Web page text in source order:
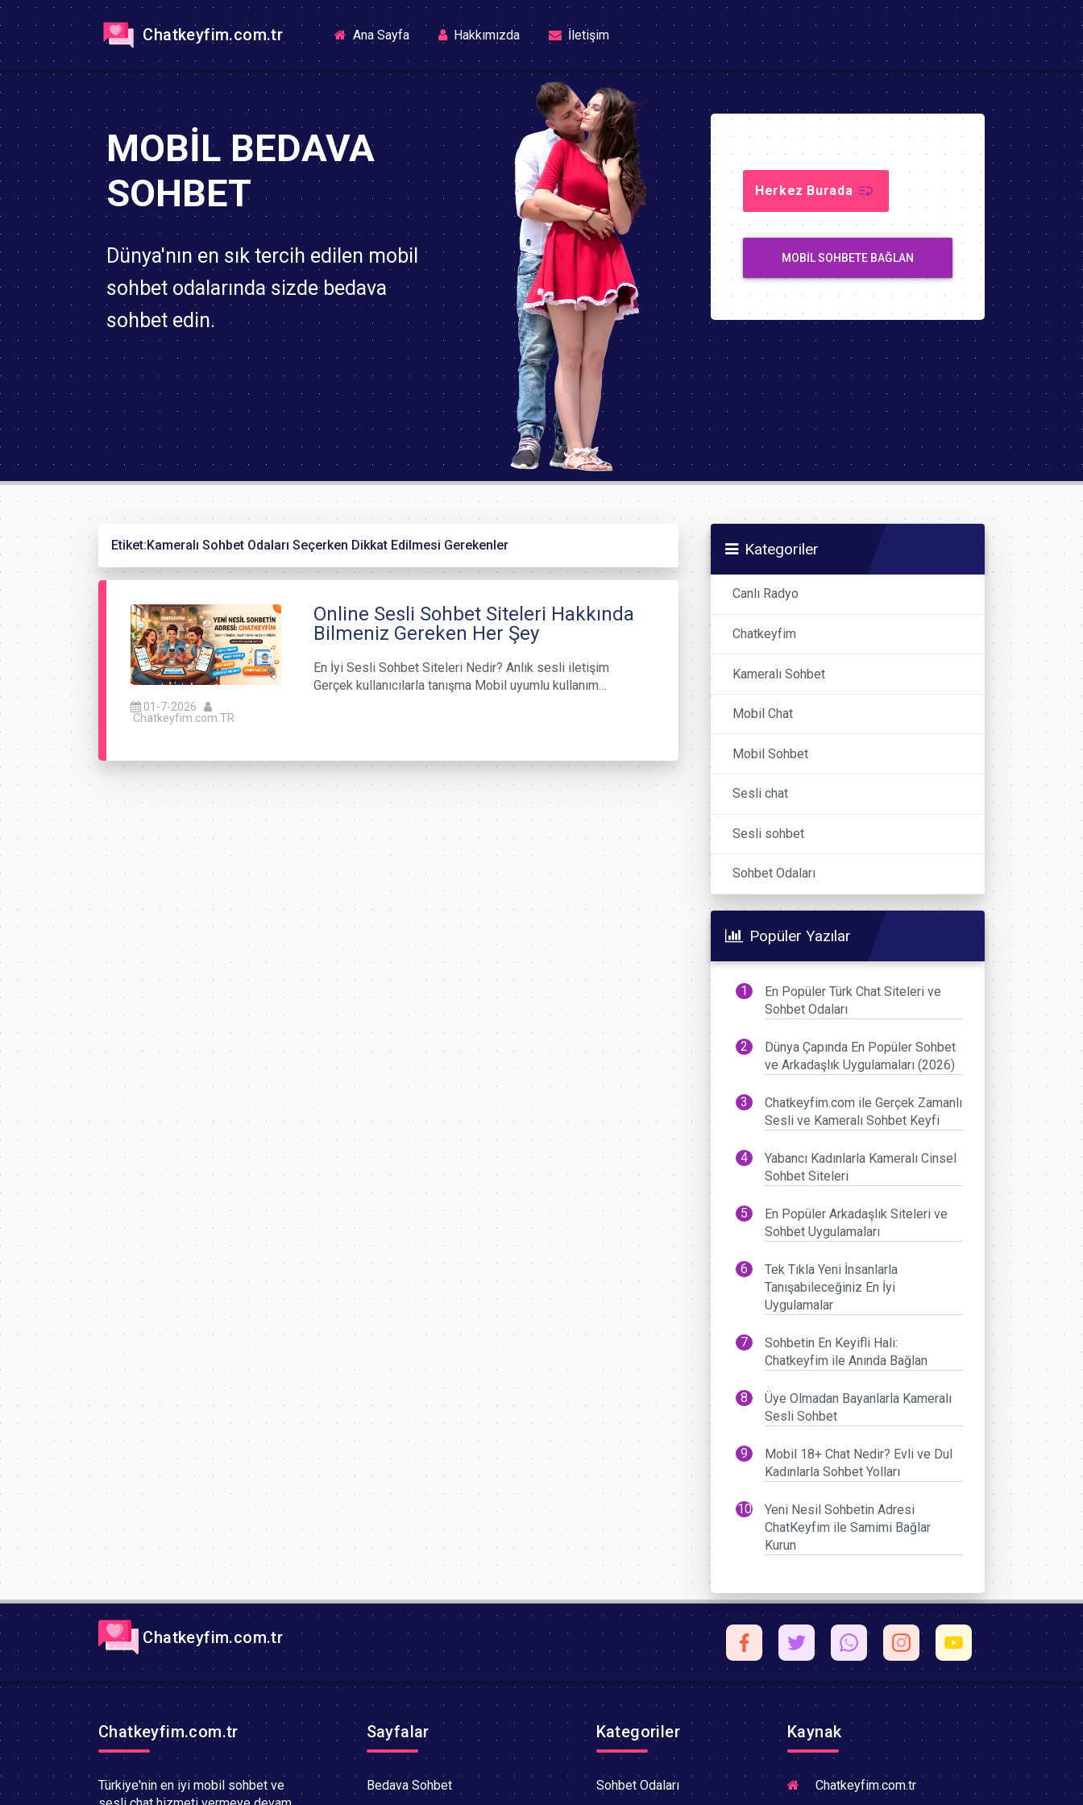
Chatkeyfim.com.tr Ana Sayfa(current)Hakkımızda İletişim
MOBIL BEDAVA
SOHBET
Dünya'nın en sık tercih edilen mobil
sohbet odalarında sizde bedava
sohbet edin.
Herkez Burada
MOBIL SOHBETE BAĞLAN
Etiket: Kameralı Sohbet Odaları Seçerken Dikkat Edilmesi Gerekenler
01-7-2026
Chatkeyfim.com.TR
Online Sesli Sohbet Siteleri Hakkında
Bilmeniz Gereken Her Şey
En İyi Sesli Sohbet Siteleri Nedir? Anlık sesli iletişim
Gerçek kullanıcılarla tanışma Mobil uyumlu kullanım…
Kategoriler
Canlı Radyo
Chatkeyfim
Kameralı Sohbet
Mobil Chat
Mobil Sohbet
Sesli chat
Sesli sohbet
Sohbet Odaları
Popüler Yazılar
En Popüler Türk Chat Siteleri ve
Sohbet Odaları
Dünya Çapında En Popüler Sohbet
ve Arkadaşlık Uygulamaları (2026)
Chatkeyfim.com ile Gerçek Zamanlı
Sesli ve Kameralı Sohbet Keyfi
Yabancı Kadınlarla Kameralı Cinsel
Sohbet Siteleri
En Popüler Arkadaşlık Siteleri ve
Sohbet Uygulamaları
Tek Tıkla Yeni İnsanlarla
Tanışabileceğiniz En İyi
Uygulamalar
Sohbetin En Keyifli Hali:
Chatkeyfim ile Anında Bağlan
Üye Olmadan Bayanlarla Kameralı
Sesli Sohbet
Mobil 18+ Chat Nedir? Evli ve Dul
Kadınlarla Sohbet Yolları
Yeni Nesil Sohbetin Adresi
ChatKeyfim ile Samimi Bağlar
Kurun
Chatkeyfim.com.tr
Chatkeyfim.com.tr
Türkiye'nin en iyi mobil sohbet ve
Sayfalar
Bedava Sohbet
Kategoriler
Sohbet Odaları
Kaynak
Chatkeyfim.com.tr